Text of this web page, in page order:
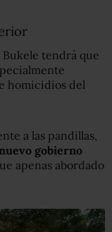
Bukele tendrá que
homicidios del
a las pandillas,
gobierno
apenas abordado